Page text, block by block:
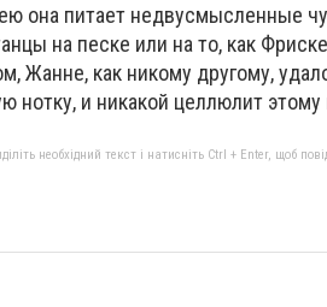
она питает недвусмысленные
на песке или на то, как
Жанне, как никому другому,
нотку, и никакой целлюлит
необхідний текст і натисніть Ctrl + Enter, щоб